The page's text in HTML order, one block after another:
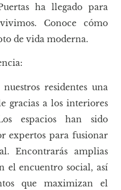
ha llegado para
Conoce cómo
de vida moderna.
residentes una
gracias a los interiores
espacios han sido
expertos para fusionar
Encontrarás amplias
el encuentro social, así
que maximizan el